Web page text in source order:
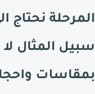
المرحلة نحتاج
سبيل المثال
بمقاسات